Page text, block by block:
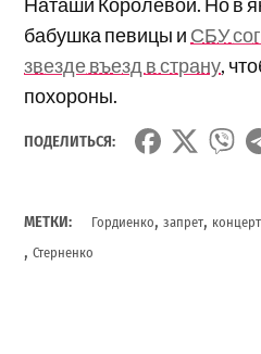
бабушка певицы и СБУ
звезде въезд в страну,
похороны.
ПОДЕЛИТЬСЯ:
МЕТКИ: Гордиенко,запрет, концерт
,Стерненко